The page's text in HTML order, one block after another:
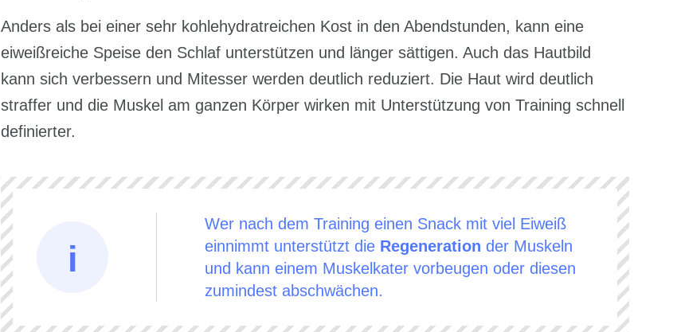
Anders als bei einer sehr kohlehydratreichen Kost in den Abendstunden, kann eine
eiweißreiche Speise den Schlaf unterstützen und länger sättigen. Auch das Hautbild
kann sich verbessern und Mitesser werden deutlich reduziert. Die Haut wird deutlich
straffer und die Muskel am ganzen Körper wirken mit Unterstützung von Training schnell
definierter.
Wer nach dem Training einen Snack mit viel Eiweiß
einnimmt unterstützt die Regeneration der Muskeln
und kann einem Muskelkater vorbeugen oder diesen
zumindest abschwächen.